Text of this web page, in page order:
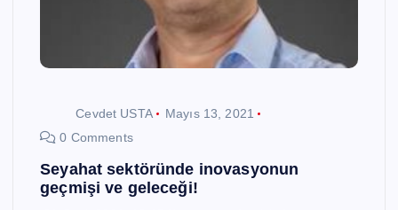
Cevdet USTA
Mayıs 13, 2021
0 Comments
Seyahat sektöründe inovasyonun
geçmişi ve geleceği!